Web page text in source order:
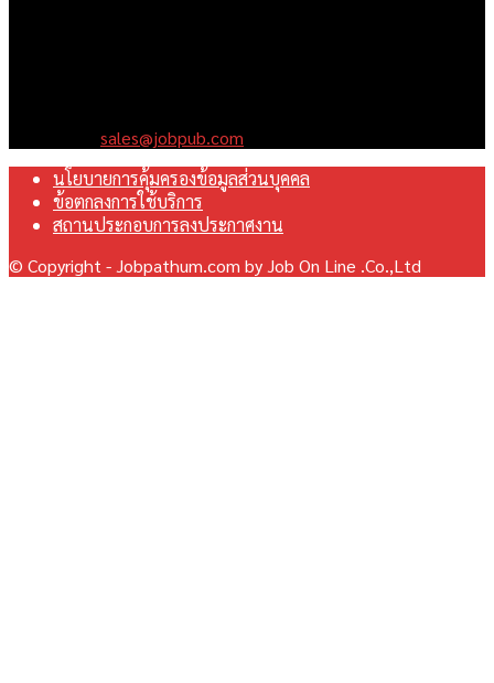
sales@jobpub.com
นโยบายการคุ้มครองข้อมูลส่วนบุคคล
ข้อตกลงการใช้บริการ
สถานประกอบการลงประกาศงาน
© Copyright - Jobpathum.com by Job On Line .Co.,Ltd